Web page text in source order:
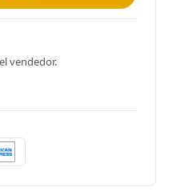
vendedor.